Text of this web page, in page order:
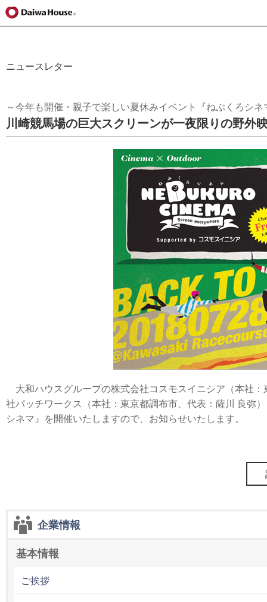
ニュースレター
～今年も開催・親子で楽しい夏休みイベント『ねぶくろシネ
川崎競馬場の巨大スクリーンが一夜限りの野外
大和ハウスグループの株式会社コスモスイニシア（本社
社パッチワークス（本社：東京都調布市、代表：薩川 良弥
シネマ』を開催いたしますので、お知らせいたします。
企業情報
基本情報
ご挨拶